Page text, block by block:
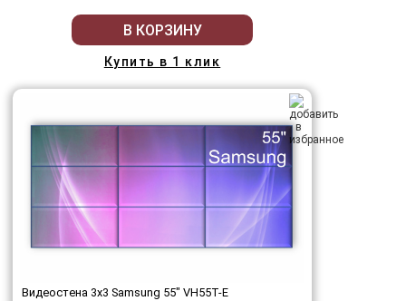
В КОРЗИНУ
Купить в 1 клик
Видеостена 3x3 Samsung 55" VH55T-E